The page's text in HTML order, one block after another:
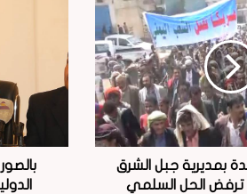
بمديرية جبل الشرق
ترفض الحل السلمي